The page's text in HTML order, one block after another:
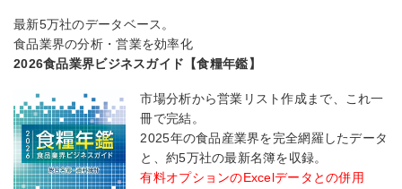
最新5万社のデータベース。
食品業界の分析・営業を効率化
2026食品業界ビジネスガイド【食糧年鑑】
市場分析から営業リスト作成まで、これ一
冊で完結。
2025年の食品産業界を完全網羅したデータ
と、約5万社の最新名簿を収録。
有料オプションのExcelデータとの併用